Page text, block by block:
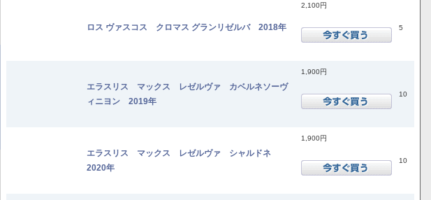
ロス ヴァスコス クロマス グランリゼルバ 2018年
2,100円
5
エラスリス マックス レゼルヴァ カベルネソーヴ
ィニヨン 2019年
1,900円
10
エラスリス マックス レゼルヴァ シャルドネ
2020年
1,900円
10